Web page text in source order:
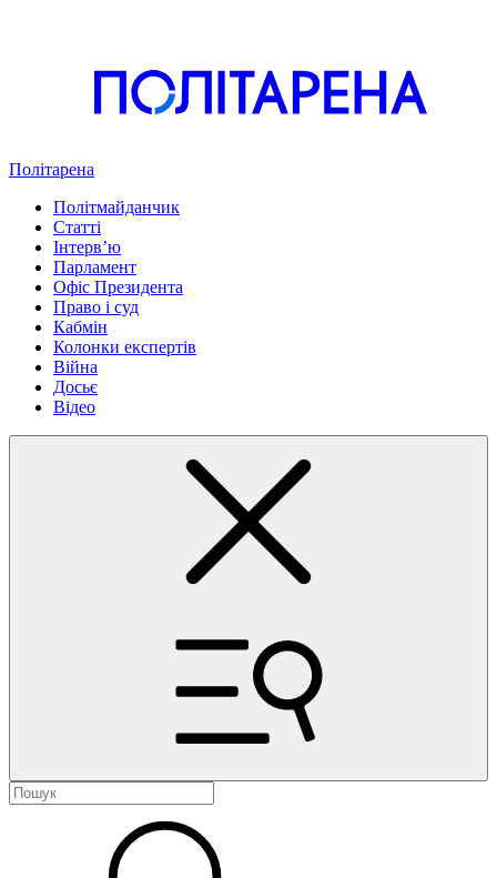
Політарена
Політмайданчик
Статті
Інтервʼю
Парламент
Офіс Президента
Право і суд
Кабмін
Колонки експертів
Війна
Досьє
Відео